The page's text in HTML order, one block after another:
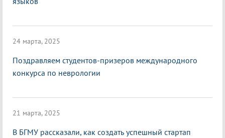
24 марта, 2025
Поздравляем студентов-призеров международного
конкурса по неврологии
21 марта, 2025
В БГМУ рассказали, как создать успешный стартап